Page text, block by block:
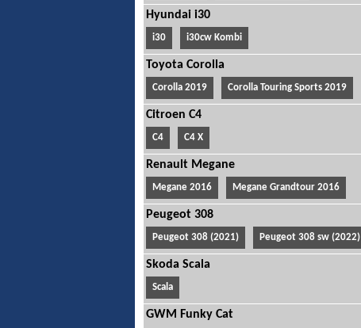
Hyundai i30
i30 i30cw Kombi
Toyota Corolla
Corolla 2019 Corolla Touring Sports 2019
Citroen C4
C4 C4 X
Renault Megane
Megane 2016 Megane Grandtour 2016
Peugeot 308
Peugeot 308 (2021) Peugeot 308 sw (2022)
Skoda Scala
Scala
GWM Funky Cat